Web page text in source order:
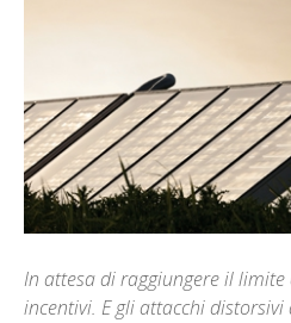
In attesa di raggiungere il
incentivi. E gli attacchi